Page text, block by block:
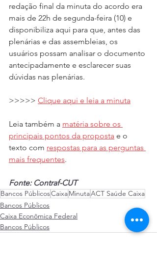
redação final da minuta do acordo era
mais de 22h de segunda-feira (10) e
disponibiliza aqui para que, antes das
plenárias e das assembleias, os
usuários possam analisar o documento
antecipadamente e esclarecer suas
dúvidas nas plenárias.
>>>>> Clique aqui e leia a minuta
Leia também a matéria sobre os
principais pontos da proposta e o
texto com respostas para as perguntas
mais frequentes.
Fonte: Contraf-CUT
Bancos PúblicosCaixaMinutaACT Saúde Caixa
Bancos Públicos
Caixa Econômica Federal
Bancos Públicos